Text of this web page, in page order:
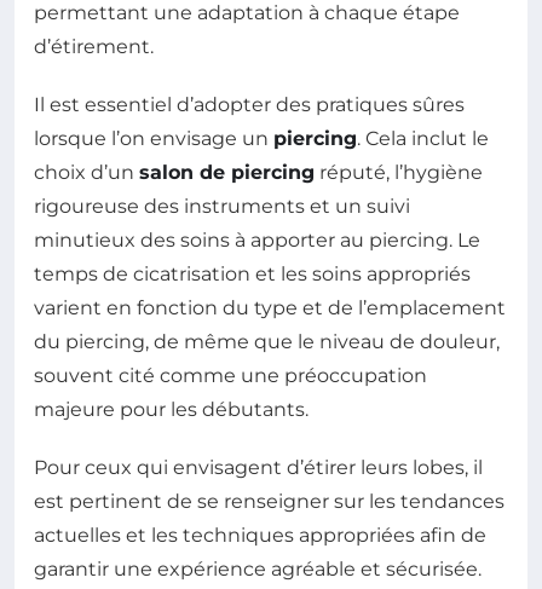
permettant une adaptation à chaque étape
d’étirement.
Il est essentiel d’adopter des pratiques sûres
lorsque l’on envisage un piercing. Cela inclut le
choix d’un salon de piercing réputé, l’hygiène
rigoureuse des instruments et un suivi
minutieux des soins à apporter au piercing. Le
temps de cicatrisation et les soins appropriés
varient en fonction du type et de l’emplacement
du piercing, de même que le niveau de douleur,
souvent cité comme une préoccupation
majeure pour les débutants.
Pour ceux qui envisagent d’étirer leurs lobes, il
est pertinent de se renseigner sur les tendances
actuelles et les techniques appropriées afin de
garantir une expérience agréable et sécurisée.